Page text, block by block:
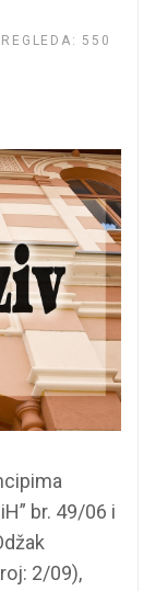
550
br. 49/06 i
2/09),